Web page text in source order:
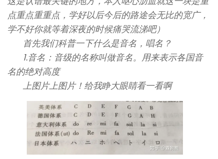
点重点重重点，学好以后今后的路途会无比的宽广，
学不好你就等着深夜的时候痛哭流涕吧）
首先我们科普一下什么是音名，唱名？
1.音名：音级的名称叫做音名。用来表示各国音
名的绝对高度
上图片上图片！给我睁大眼睛看一看啊